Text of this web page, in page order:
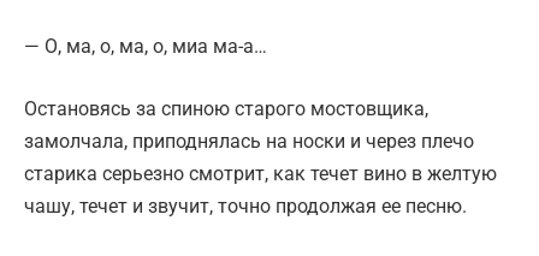
— О, ма, о, ма, о, миа ма-а…
Остановясь за спиною старого мостовщика,
замолчала, приподнялась на носки и через плечо
старика серьезно смотрит, как течет вино в желтую
чашу, течет и звучит, точно продолжая ее песню.